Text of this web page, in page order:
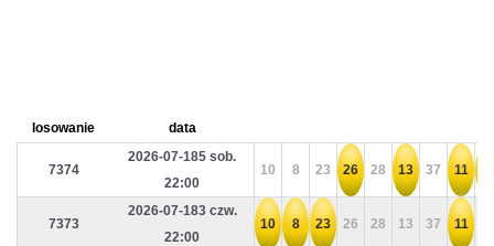
losowanie data
7374
2026-07-185 sob.
22:00
10 8 23 26 28 13 37 11
7373
2026-07-183 czw.
22:00
10 8 23 26 28 13 37 11